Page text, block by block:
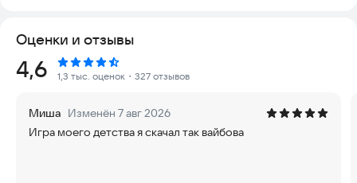
окунитесь в интригующие события игры в сюжетном
режиме! Игра порадует вас огромным разнообразием
режимов!
благодаря продвинутой физике ваша машина
деформируется от ударов и будет чувствовать себя по
Оценки и отзывы
Рейтинг:
4,6 1,3 тыс. оценок ・327 отзывов
Миша Изменён 7 авг 2026
Игра моего детства я скачал так вайбова